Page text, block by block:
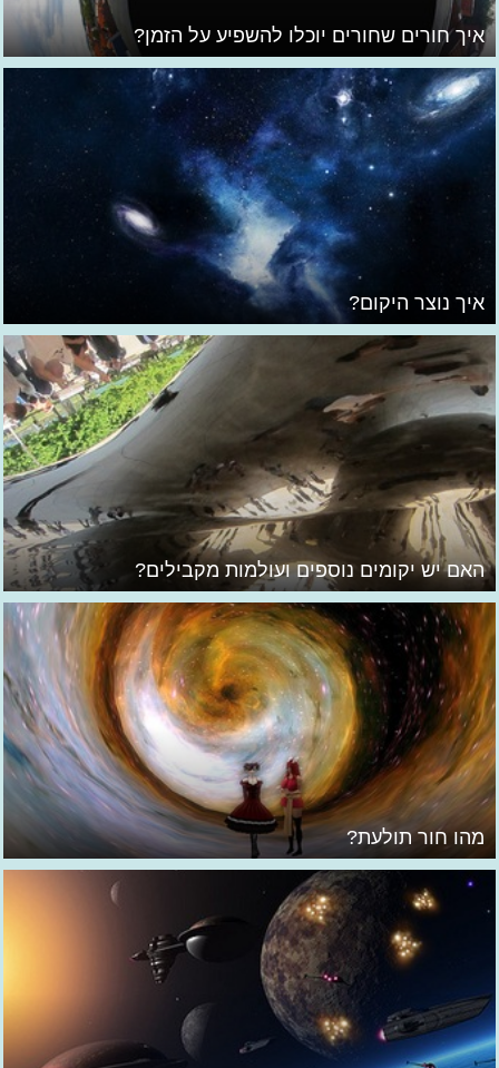
איך חורים שחורים יוכלו להשפיע על הזמן?
איך נוצר היקום?
האם יש יקומים נוספים ועולמות מקבילים?
מהו חור תולעת?